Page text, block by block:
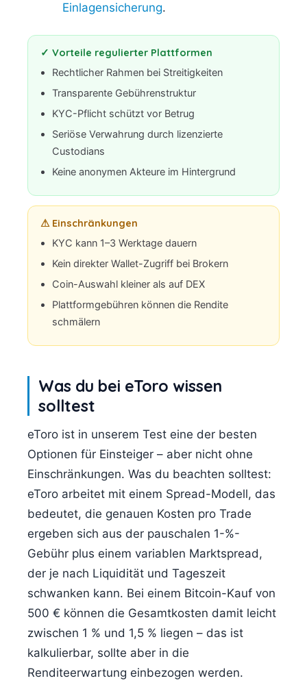
Einlagensicherung.
✓ Vorteile regulierter Plattformen
Rechtlicher Rahmen bei Streitigkeiten
Transparente Gebührenstruktur
KYC-Pflicht schützt vor Betrug
Seriöse Verwahrung durch lizenzierte
Custodians
Keine anonymen Akteure im Hintergrund
⚠ Einschränkungen
KYC kann 1–3 Werktage dauern
Kein direkter Wallet-Zugriff bei Brokern
Coin-Auswahl kleiner als auf DEX
Plattformgebühren können die Rendite
schmälern
Was du bei eToro wissen
solltest
eToro ist in unserem Test eine der besten
Optionen für Einsteiger – aber nicht ohne
Einschränkungen. Was du beachten solltest:
eToro arbeitet mit einem Spread-Modell, das
bedeutet, die genauen Kosten pro Trade
ergeben sich aus der pauschalen 1-%-
Gebühr plus einem variablen Marktspread,
der je nach Liquidität und Tageszeit
schwanken kann. Bei einem Bitcoin-Kauf von
500 € können die Gesamtkosten damit leicht
zwischen 1 % und 1,5 % liegen – das ist
kalkulierbar, sollte aber in die
Renditeerwartung einbezogen werden.